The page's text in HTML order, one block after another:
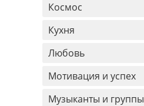
Космос
Кухня
Любовь
Мотивация и успех
Музыканты и группы